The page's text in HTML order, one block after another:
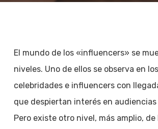
El mundo de los «influencers» se
niveles. Uno de ellos se observa en
celebridades e influencers con
que despiertan interés en
Pero existe otro nivel, más amplio, de